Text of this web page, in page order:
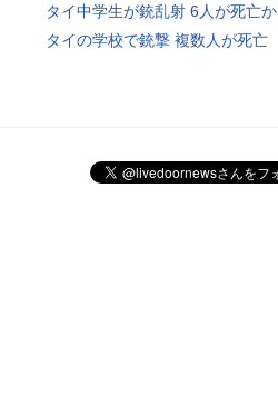
タイ中学生が銃乱射 6人が死亡か
タイの学校で銃撃 複数人が死亡